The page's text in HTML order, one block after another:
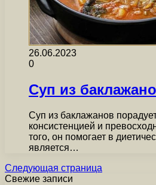
26.06.2023
0
Суп из
Суп из баклажанов
консистенцией и
того, он помогает в
является…
Следующая страница
Свежие записи